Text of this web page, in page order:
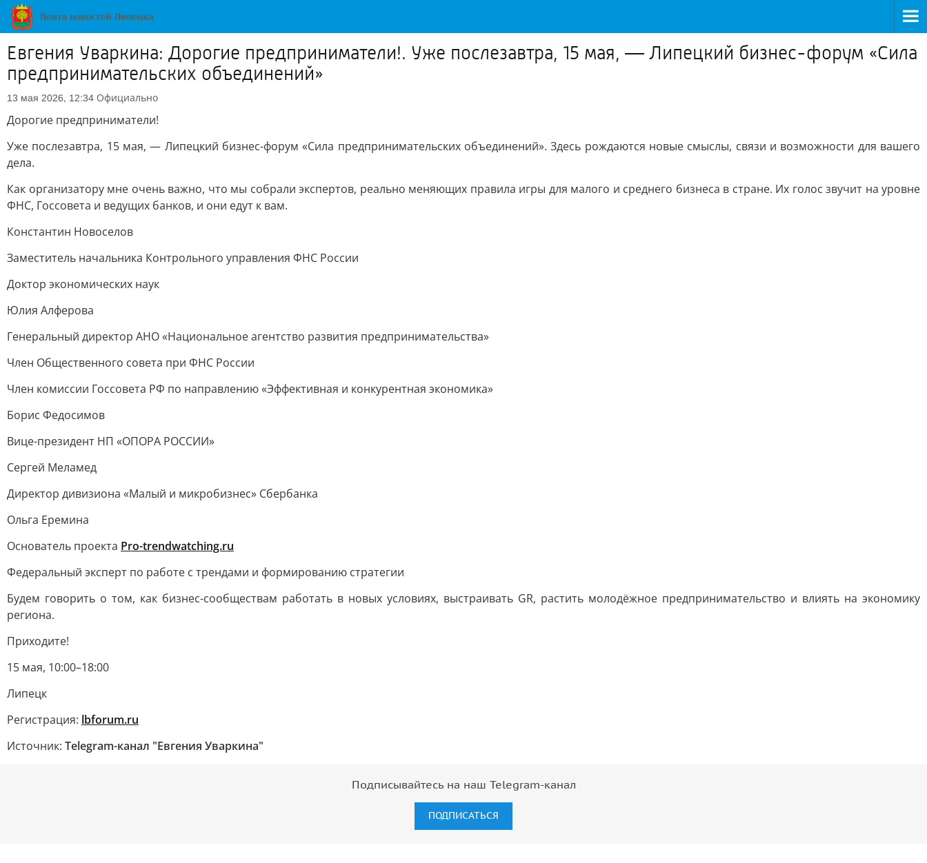
Евгения Уваркина: Дорогие предприниматели!. Уже послезавтра, 15 мая, — Липецкий бизнес-форум «Сила
предпринимательских объединений»
13 мая 2026, 12:34 Официально
Дорогие предприниматели!
Уже послезавтра, 15 мая, — Липецкий бизнес-форум «Сила предпринимательских объединений». Здесь рождаются новые смыслы, связи и возможности для вашего
дела.
Как организатору мне очень важно, что мы собрали экспертов, реально меняющих правила игры для малого и среднего бизнеса в стране. Их голос звучит на уровне
ФНС, Госсовета и ведущих банков, и они едут к вам.
Константин Новоселов
Заместитель начальника Контрольного управления ФНС России
Доктор экономических наук
Юлия Алферова
Генеральный директор АНО «Национальное агентство развития предпринимательства»
Член Общественного совета при ФНС России
Член комиссии Госсовета РФ по направлению «Эффективная и конкурентная экономика»
Борис Федосимов
Вице-президент НП «ОПОРА РОССИИ»
Сергей Меламед
Директор дивизиона «Малый и микробизнес» Сбербанка
Ольга Еремина
Основатель проекта Pro-trendwatching.ru
Федеральный эксперт по работе с трендами и формированию стратегии
Будем говорить о том, как бизнес-сообществам работать в новых условиях, выстраивать GR, растить молодёжное предпринимательство и влиять на экономику
региона.
Приходите!
15 мая, 10:00–18:00
Липецк
Регистрация: lbforum.ru
Источник: Telegram-канал "Евгения Уваркина"
Подписывайтесь на наш Telegram-канал
ПОДПИСАТЬСЯ